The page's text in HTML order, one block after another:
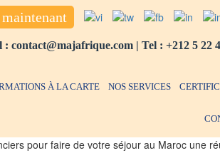
: contact@majafrique.com | Tel : +212 5 22
À LA CARTE NOS SERVICES
pour faire de votre séjour au Maroc une